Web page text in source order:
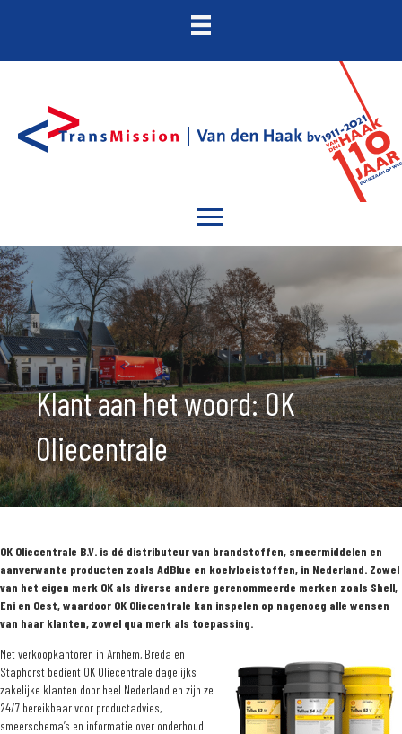
Klant aan het woord: OK
Oliecentrale
OK Oliecentrale B.V. is dé distributeur van brandstoffen, smeermiddelen en
aanverwante producten zoals AdBlue en koelvloeistoffen, in Nederland. Zowel
van het eigen merk OK als diverse andere gerenommeerde merken zoals Shell,
Eni en Oest, waardoor OK Oliecentrale kan inspelen op nagenoeg alle wensen
van haar klanten, zowel qua merk als toepassing.
Met verkoopkantoren in Arnhem, Breda en
Staphorst bedient OK Oliecentrale dagelijks
zakelijke klanten door heel Nederland en zijn ze
24/7 bereikbaar voor productadvies,
smeerschema’s en informatie over onderhoud